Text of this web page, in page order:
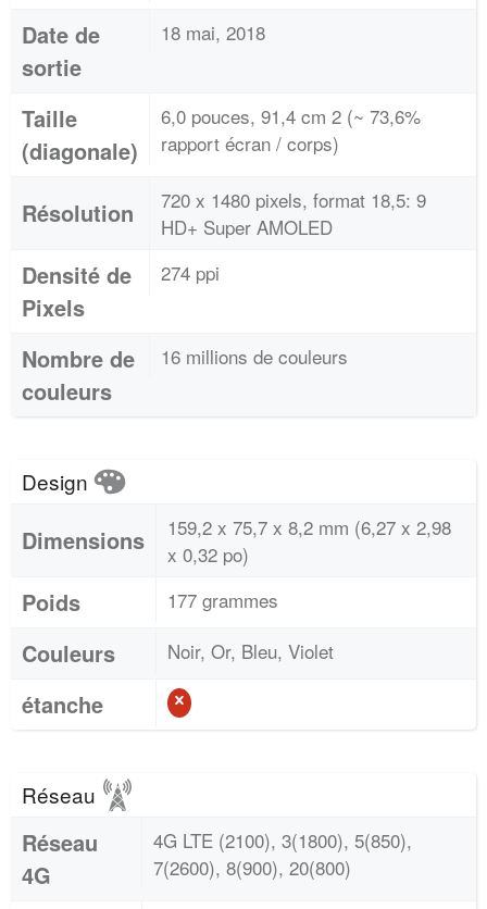
Date de
sortie
18 mai, 2018
Taille
(diagonale)
6,0 pouces, 91,4 cm 2 (~ 73,6%
rapport écran / corps)
Résolution
720 x 1480 pixels, format 18,5: 9
HD+ Super AMOLED
Densité de
Pixels
274 ppi
Nombre de
couleurs
16 millions de couleurs
Design
Dimensions
159,2 x 75,7 x 8,2 mm (6,27 x 2,98
x 0,32 po)
Poids 177 grammes
Couleurs Noir, Or, Bleu, Violet
étanche
Réseau
Réseau
4G
4G LTE (2100), 3(1800), 5(850),
7(2600), 8(900), 20(800)